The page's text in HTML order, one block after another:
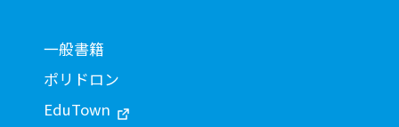
一般書籍
ポリドロン
EduTown